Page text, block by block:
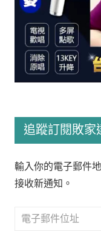
追蹤訂閱敗家
輸入你的電子郵件
接收新通知。
電